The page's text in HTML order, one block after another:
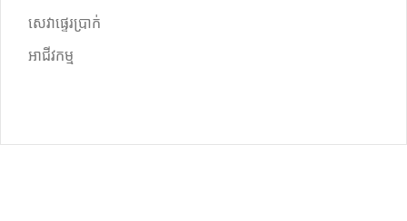
សេវាផ្ទេរប្រាក់
អាជីវកម្ម